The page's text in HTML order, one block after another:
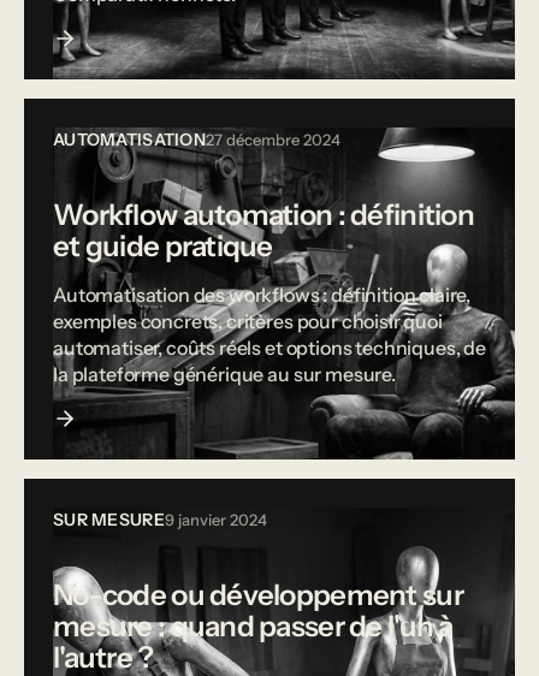
AUTOMATISATION27 décembre 2024
Workflow automation : définition
et guide pratique
Automatisation des workflows : définition claire,
exemples concrets, critères pour choisir quoi
automatiser, coûts réels et options techniques, de
la plateforme générique au sur mesure.
SUR MESURE9 janvier 2024
No-code ou développement sur
mesure : quand passer de l'un à
l'autre ?